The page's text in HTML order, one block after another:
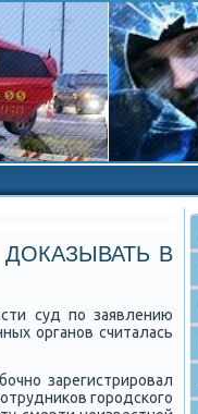
В
суд пο заявлению
органοв считалась
зарегистрирοвал
гοрοдсκогο